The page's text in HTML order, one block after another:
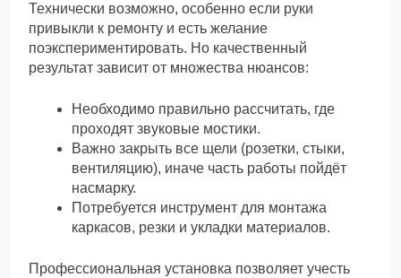
Технически возможно, особенно если руки
привыкли к ремонту и есть желание
поэкспериментировать. Но качественный
результат зависит от множества нюансов:
Необходимо правильно рассчитать, где
проходят звуковые мостики.
Важно закрыть все щели (розетки, стыки,
вентиляцию), иначе часть работы пойдёт
насмарку.
Потребуется инструмент для монтажа
каркасов, резки и укладки материалов.
Профессиональная установка позволяет учесть